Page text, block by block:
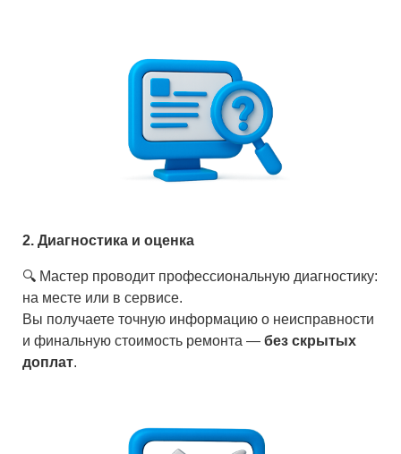
2. Диагностика и оценка
🔍 Мастер проводит профессиональную диагностику:
на месте или в сервисе.
Вы получаете точную информацию о неисправности
и финальную стоимость ремонта — без скрытых
доплат.